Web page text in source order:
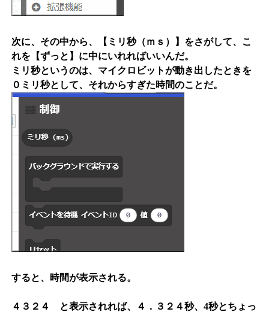
次に、その中から、【ミリ秒（ｍｓ）】をさがして、こ
れを【ずっと】に中にいれればいいんだ。
ミリ秒というのは、マイクロビットが動き出したときを
０ミリ秒として、それからすぎた時間のことだ。
すると、時間が表示される。
４３２４ と表示されれば、４．３２４秒、4秒とちょっ